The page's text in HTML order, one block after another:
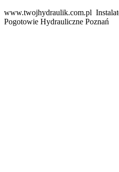
www.twojhydraulik.com.pl
Pogotowie Hydrauliczne Poznań